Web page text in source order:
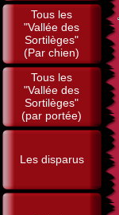
Tous les
"Vallée des
Sortilèges"
(Par chien)
Tous les
"Vallée des
Sortilèges"
(par portée)
Les disparus